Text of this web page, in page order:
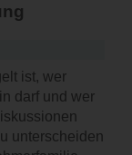
ist, wer
darf und wer
unterscheiden